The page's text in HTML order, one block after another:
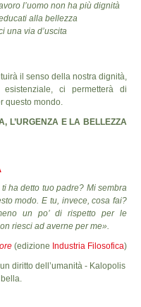
l’uomo non ha più dignità
alla bellezza
una via d’uscita
il senso della nostra dignità,
ci permetterà di
questo mondo.
L’URGENZA E LA BELLEZZA
ha detto tuo padre? Mi sembra
modo. E tu, invece, cosa fai?
un po’ di rispetto per le
riesci ad averne per me».
(edizione Industria Filosofica)